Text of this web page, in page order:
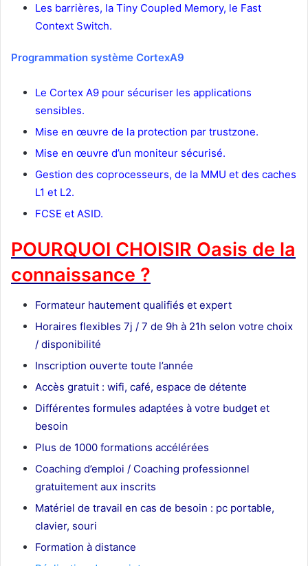
Les barrières, la Tiny Coupled Memory, le Fast
Context Switch.
Programmation système CortexA9
Le Cortex A9 pour sécuriser les applications
sensibles.
Mise en œuvre de la protection par trustzone.
Mise en œuvre d’un moniteur sécurisé.
Gestion des coprocesseurs, de la MMU et des caches
L1 et L2.
FCSE et ASID.
POURQUOI CHOISIR Oasis de la
connaissance ?
Formateur hautement qualifiés et expert
Horaires flexibles 7j / 7 de 9h à 21h selon votre choix
/ disponibilité
Inscription ouverte toute l’année
Accès gratuit : wifi, café, espace de détente
Différentes formules adaptées à votre budget et
besoin
Plus de 1000 formations accélérées
Coaching d’emploi / Coaching professionnel
gratuitement aux inscrits
Matériel de travail en cas de besoin : pc portable,
clavier, souri
Formation à distance